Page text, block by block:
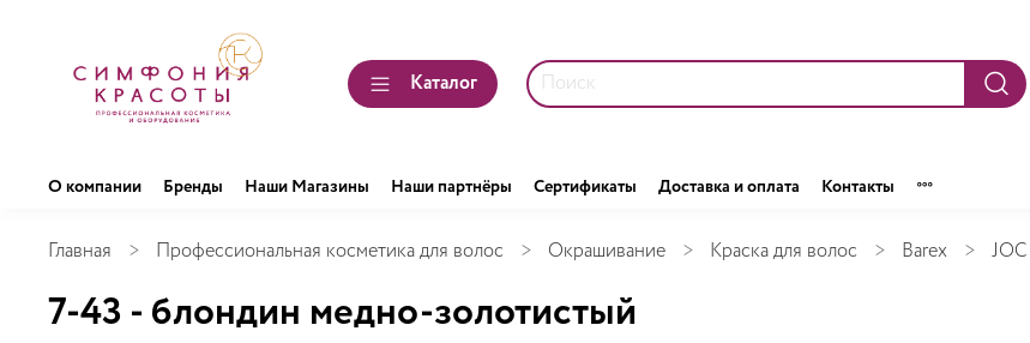
Каталог
О компании Бренды Наши Магазины Наши партнёры Сертификаты Доставка и оплата Контакты
Главная Профессиональная косметика для волос Окрашивание Краска для волос Barex JOC
7-43 - блондин медно-золотистый